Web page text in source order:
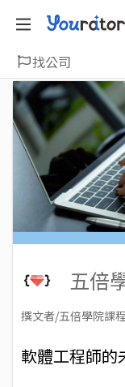
找公司
五倍
撰文者/五倍學院課
軟體工程師的